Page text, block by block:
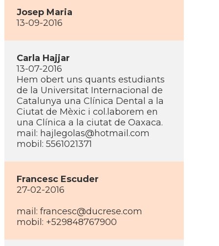
Josep Maria
13-09-2016
Carla Hajjar
13-07-2016
Hem obert uns quants estudiants
de la Universitat Internacional de
Catalunya una Clí­nica Dental a la
Ciutat de Mèxic i col.laborem en
una Clí­nica a la ciutat de Oaxaca.
mail: hajlegolas@hotmail.com
mobil: 5561021371
Francesc Escuder
27-02-2016
mail: francesc@ducrese.com
mobil: +529848767900